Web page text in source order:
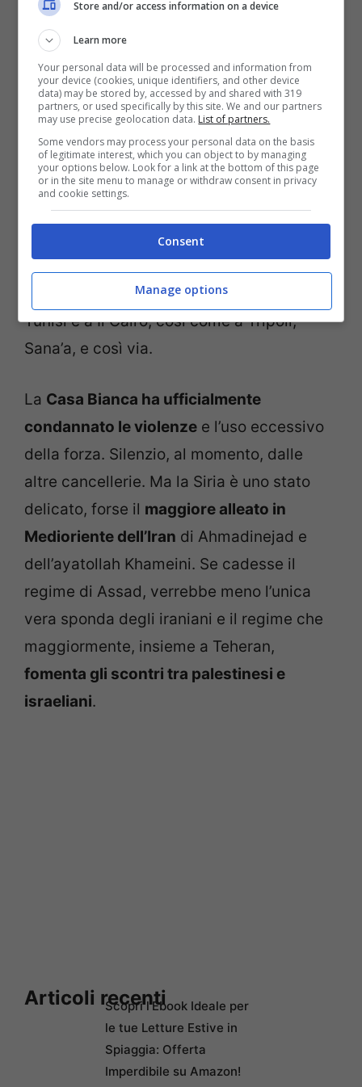
Siamo all’ennesimo caso dirivolta
popolare contro un regime arabo,
remake delle scene che abbiamo visto a
Tunisi e a Il Cairo, così come a Tripoli,
Sana’a, e così via.
La Casa Bianca ha ufficialmente
condannato le violenze e l’uso eccessivo
della forza. Silenzio, al momento, dalle
altre cancellerie. Ma la Siria è uno stato
delicato, forse il maggiore alleato in
Medioriente dell’Iran di Ahmadinejad e
dell’ayatollah Khameini. Se cadesse il
regime di Assad, verrebbe meno l’unica
vera sponda degli iraniani e il regime che
maggiormente, insieme a Teheran,
fomenta gli scontri tra palestinesi e
israeliani.
Articoli recentiScopri l’Ebook Ideale per
le tue Letture Estive in
Spiaggia: Offerta
Imperdibile su Amazon!
Store and/or access information on a device
Learn more
Your personal data will be processed and information from
your device (cookies, unique identifiers, and other device
data) may be stored by, accessed by and shared with 319
partners, or used specifically by this site. We and our partners
may use precise geolocation data. List of partners.
Some vendors may process your personal data on the basis
of legitimate interest, which you can object to by managing
your options below. Look for a link at the bottom of this page
or in the site menu to manage or withdraw consent in privacy
and cookie settings.
Consent
Manage options